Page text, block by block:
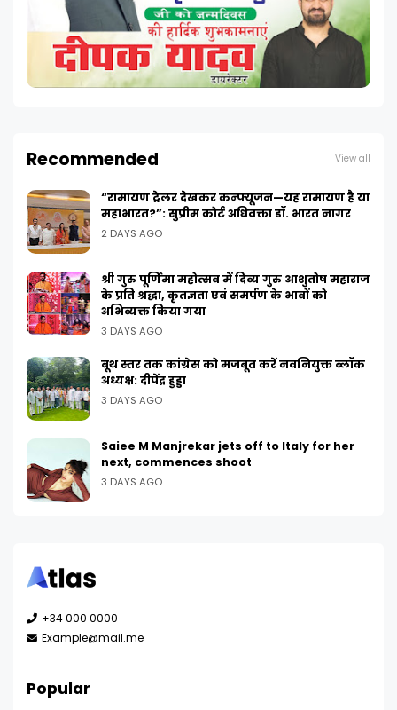
Recommended View all
“रामायण ट्रेलर देखकर कन्फ्यूजन—यह रामायण है या
महाभारत?”: सुप्रीम कोर्ट अधिवक्ता डॉ. भारत नागर
2 DAYS AGO
श्री गुरु पूर्णिमा महोत्सव में दिव्य गुरु आशुतोष महाराज
के प्रति श्रद्धा, कृतज्ञता एवं समर्पण के भावों को
अभिव्यक्त किया गया
3 DAYS AGO
बूथ स्तर तक कांग्रेस को मजबूत करें नवनियुक्त ब्लॉक
अध्यक्ष: दीपेंद्र हुड्डा
3 DAYS AGO
Saiee M Manjrekar jets off to Italy for her
next, commences shoot
3 DAYS AGO
+34 000 0000
Example@mail.me
Popular